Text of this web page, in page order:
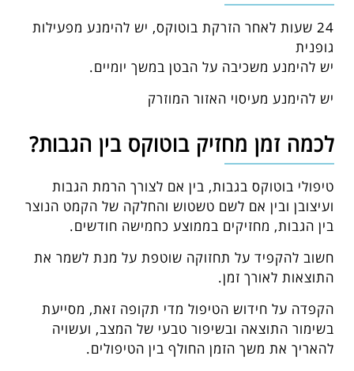
24 שעות לאחר הזרקת בוטוקס, יש להימנע מפעילות
גופנית
יש להימנע משכיבה על הבטן במשך יומיים.
יש להימנע מעיסוי האזור המוזרק
לכמה זמן מחזיק בוטוקס בין הגבות?
טיפולי בוטוקס בגבות, בין אם לצורך הרמת הגבות
ועיצובן ובין אם לשם טשטוש והחלקה של הקמט הנוצר
בין הגבות, מחזיקים בממוצע כחמישה חודשים.
חשוב להקפיד על תחזוקה שוטפת על מנת לשמר את
התוצאות לאורך זמן.
הקפדה על חידוש הטיפול מדי תקופה זאת, מסייעת
בשימור התוצאה ובשיפור טבעי של המצב, ועשויה
להאריך את משך הזמן החולף בין הטיפולים.